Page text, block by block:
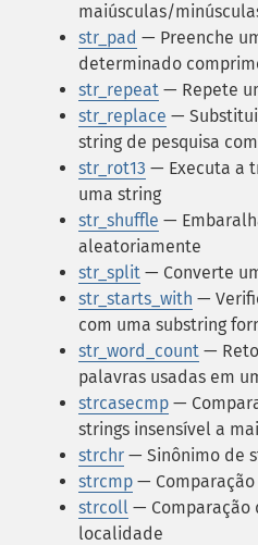
maiúsculas/
str_pad — Preenche
determinado
str_repeat — Repete
str_replace —
string de pesquisa
str_rot13 — Executa a
uma string
str_shuffle —
aleatoriamente
str_split — Converte
str_starts_with —
com uma substring
str_word_count —
palavras usadas em
strcasecmp —
strings insensível a
strchr — Sinônimo de
strcmp —
strcoll — Comparação
localidade